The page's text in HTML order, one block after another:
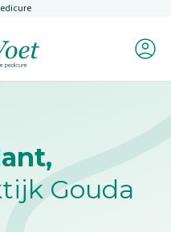
homepagina
Mijn
Gouda